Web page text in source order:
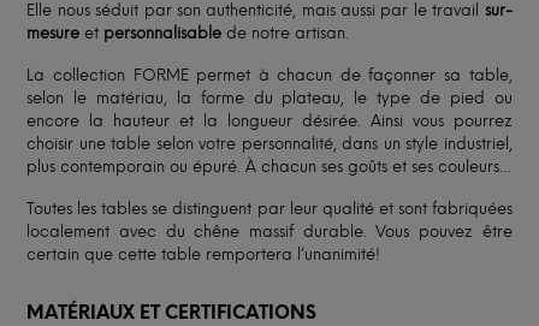
Elle nous séduit par son authenticité, mais aussi par le travail sur-
mesure et personnalisable de notre artisan.
La collection FORME permet à chacun de façonner sa table,
selon le matériau, la forme du plateau, le type de pied ou
encore la hauteur et la longueur désirée. Ainsi vous pourrez
choisir une table selon votre personnalité, dans un style industriel,
plus contemporain ou épuré. À chacun ses goûts et ses couleurs…
Toutes les tables se distinguent par leur qualité et sont fabriquées
localement avec du chêne massif durable. Vous pouvez être
certain que cette table remportera l’unanimité!
MATÉRIAUX ET CERTIFICATIONS